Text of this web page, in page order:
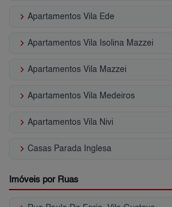
keyboard_arrow_right Apartamentos Vila Ede
keyboard_arrow_right Apartamentos Vila Isolina Mazzei
keyboard_arrow_right Apartamentos Vila Mazzei
keyboard_arrow_right Apartamentos Vila Medeiros
keyboard_arrow_right Apartamentos Vila Nivi
keyboard_arrow_right Casas Parada Inglesa
Imóveis por Ruas